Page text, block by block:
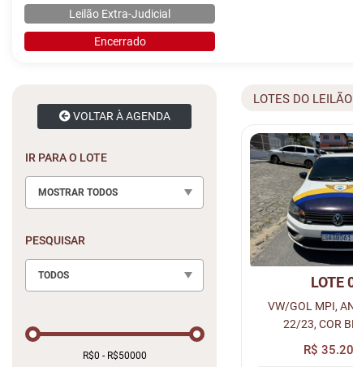
Leilão Extra-Judicial
Encerrado
VOLTAR À AGENDA
IR PARA O LOTE
MOSTRAR TODOS
PESQUISAR
TODOS
LOTES DO LEILÃO
LOTE
VW/GOL MPI,
22/23, COR
ALCOOL/
SAG0D61,
R$